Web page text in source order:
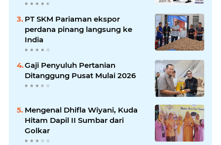
PT SKM Pariaman ekspor
perdana pinang langsung ke
India
Gaji Penyuluh Pertanian
Ditanggung Pusat Mulai 2026
Mengenal Dhifla Wiyani, Kuda
Hitam Dapil II Sumbar dari
Golkar